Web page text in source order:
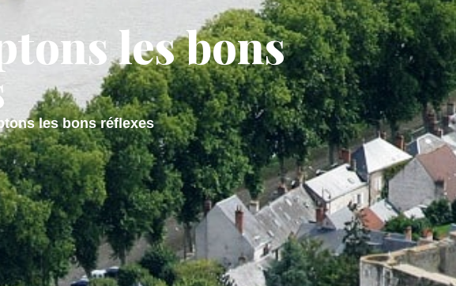
MON CADRE DE VIE M'installer
les bons
les bons réflexes